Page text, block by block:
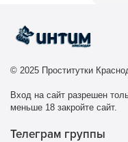
© 2025 Проститутки
Вход на сайт разрешен
меньше 18 закройте сайт.
Телеграм группы